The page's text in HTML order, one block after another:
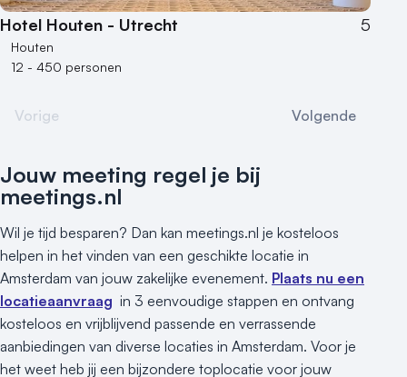
Hotel Houten - Utrecht 5
Houten
12 - 450 personen
Vorige Volgende
Jouw meeting regel je bij
meetings.nl
Wil je tijd besparen? Dan kan meetings.nl je kosteloos
helpen in het vinden van een geschikte locatie in
Amsterdam van jouw zakelijke evenement. Plaats nu een
locatieaanvraag in 3 eenvoudige stappen en ontvang
kosteloos en vrijblijvend passende en verrassende
aanbiedingen van diverse locaties in Amsterdam. Voor je
het weet heb jij een bijzondere toplocatie voor jouw